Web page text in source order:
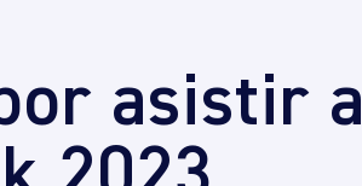
asistir a